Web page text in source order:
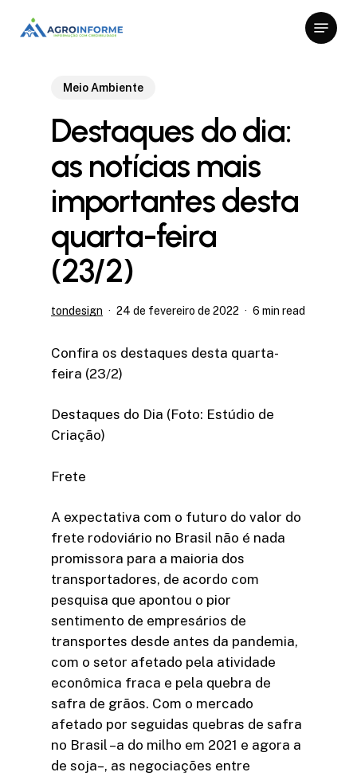
Menu
Meio Ambiente
Destaques do dia:
as notícias mais
importantes desta
quarta-feira
(23/2)
tondesign 24 de fevereiro de 2022 6 min read
Confira os destaques desta quarta-
feira (23/2)
Destaques do Dia (Foto: Estúdio de
Criação)
Frete
A expectativa com o futuro do valor do
frete rodoviário no Brasil não é nada
promissora para a maioria dos
transportadores, de acordo com
pesquisa que apontou o pior
sentimento de empresários de
transportes desde antes da pandemia,
com o setor afetado pela atividade
econômica fraca e pela quebra de
safra de grãos. Com o mercado
afetado por seguidas quebras de safra
no Brasil –a do milho em 2021 e agora a
de soja–, as negociações entre